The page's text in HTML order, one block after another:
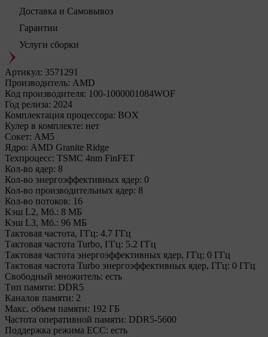
Доставка и Самовывоз
Гарантии
Услуги сборки
Артикул: 3571291
Производитель: AMD
Код производителя: 100-1000001084WOF
Год релиза: 2024
Комплектация процессора: BOX
Кулер в комплекте: нет
Сокет: AM5
Ядро: AMD Granite Ridge
Техпроцесс: TSMC 4nm FinFET
Кол-во ядер: 8
Кол-во энергоэффективных ядер: 0
Кол-во производительных ядер: 8
Кол-во потоков: 16
Кэш L2, Мб.: 8 МБ
Кэш L3, Мб.: 96 МБ
Тактовая частота, ГГц: 4.7 ГГц
Тактовая частота Turbo, ГГц: 5.2 ГГц
Тактовая частота энергоэффективных ядер, ГГц: 0 ГГц
Тактовая частота Turbo энергоэффективных ядер, ГГц: 0 ГГц
Свободный множитель: есть
Тип памяти: DDR5
Каналов памяти: 2
Макс. объем памяти: 192 ГБ
Частота оперативной памяти: DDR5-5600
Поддержка режима ECC: есть